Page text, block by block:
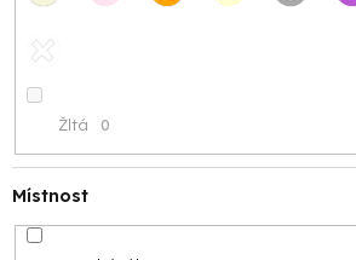
Žltá 0
Místnost